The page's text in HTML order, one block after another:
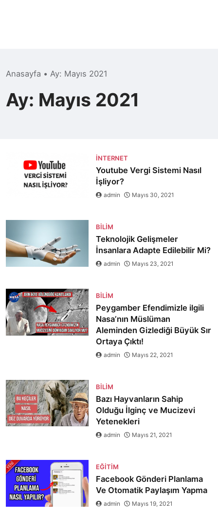
Anasayfa • Ay: Mayıs 2021
Ay: Mayıs 2021
İNTERNET
Youtube Vergi Sistemi Nasıl
İşliyor?
admin Mayıs 30, 2021
BILIM
Teknolojik Gelişmeler
İnsanlara Adapte Edilebilir Mi?
admin Mayıs 23, 2021
BILIM
Peygamber Efendimizle ilgili
Nasa’nın Müslüman
Aleminden Gizlediği Büyük Sır
Ortaya Çıktı!
admin Mayıs 22, 2021
BILIM
Bazı Hayvanların Sahip
Olduğu İlginç ve Mucizevi
Yetenekleri
admin Mayıs 21, 2021
EĞITIM
Facebook Gönderi Planlama
Ve Otomatik Paylaşım Yapma
admin Mayıs 19, 2021